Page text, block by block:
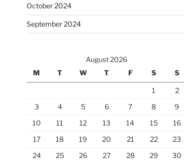
October 2024
September 2024
August 2026
M
T W T F S S
1
2
3
4 5 6 7 8
9
10
11 12 13 14 15
16
17
18 19 20 21 22
23
24
25 26 27 28 29
30